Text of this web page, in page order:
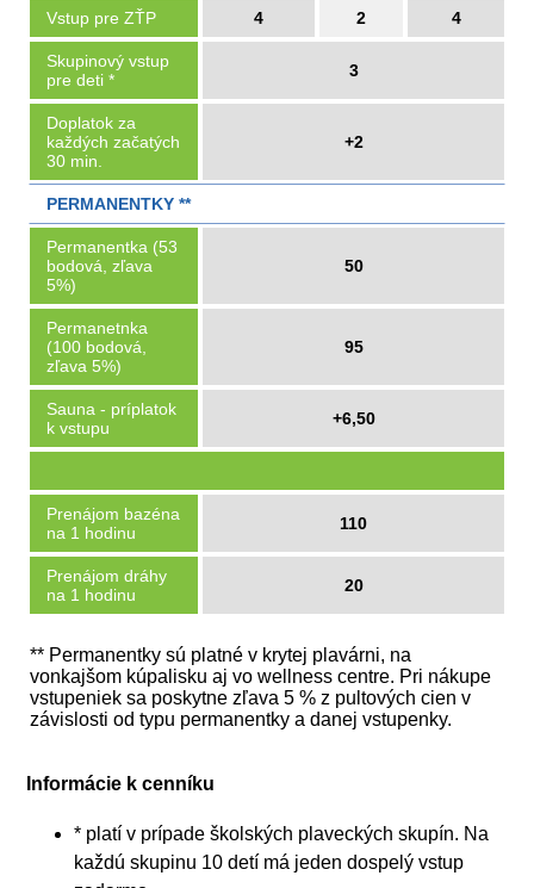
** Permanentky sú platné v krytej plavárni, na
vonkajšom kúpalisku aj vo wellness centre. Pri nákupe
vstupeniek sa poskytne zľava 5 % z pultových cien v
závislosti od typu permanentky a danej vstupenky.
Vstup pre ZŤP 4 2 4
Skupinový vstup
pre deti *
3
Doplatok za
každých začatých
30 min.
+2
PERMANENTKY **
Permanentka (53
bodová, zľava
5%)
50
Permanetnka
(100 bodová,
zľava 5%)
95
Sauna - príplatok
k vstupu
+6,50
Prenájom bazéna
na 1 hodinu
110
Prenájom dráhy
na 1 hodinu
20
Informácie k cenníku
* platí v prípade školských plaveckých skupín. Na
každú skupinu 10 detí má jeden dospelý vstup